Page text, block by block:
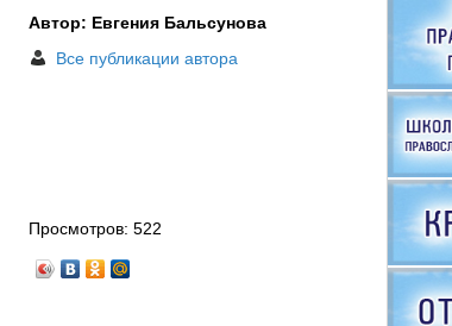
Автор: Евгения Бальсунова
Все публикации автора
Просмотров:522